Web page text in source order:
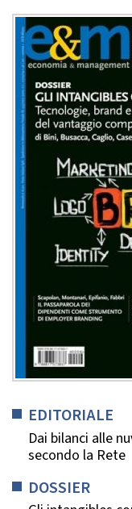
EDITORIALE
Dai bilanci alle
secondo la Rete
DOSSIER